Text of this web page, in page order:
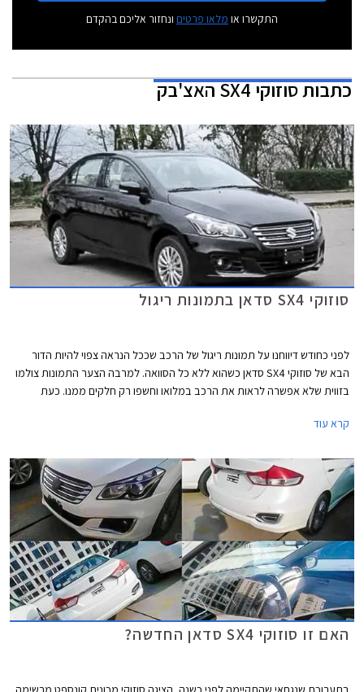
התקשרו או מלאו פרטים ונחזור אליכם בהקדם
כתבותסוזוקי SX4 האצ'בק
סוזוקי SX4 סדאן בתמונות ריגול
לפני כחודש דיווחנו על תמונות ריגול של הרכב שככל הנראה צפוי להיות הדור
הבא של סוזוקי SX4 סדאן כשהוא ללא כל הסוואה. למרבה הצער התמונות צולמו
בזווית שלא אפשרה לראות את הרכב במלואו וחשפו רק חלקים ממנו. כעת
קרא עוד
האם זו סוזוקי SX4 סדאן החדשה?